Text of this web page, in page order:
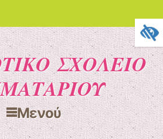
ΣΧΟΛΕΙΟ
Μενού